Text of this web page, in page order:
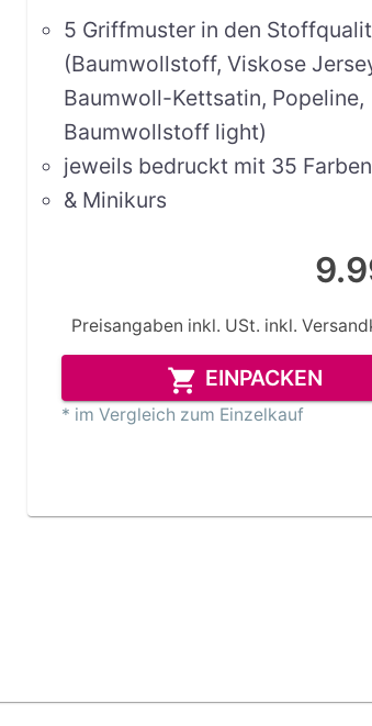
5 Griffmuster in den
(Baumwollstoff, Viskose
Baumwoll-Kettsatin, Popeline,
Baumwollstoff light)
jeweils bedruckt mit 35 Farben
& Minikurs
Preisangaben inkl. USt. inkl.
EINPACKEN
* im Vergleich zum Einzelkauf